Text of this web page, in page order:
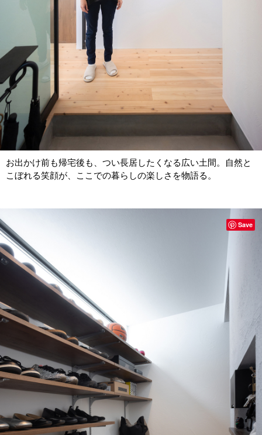
お出かけ前も帰宅後も、つい長居したくなる広い土間。自然と
こぼれる笑顔が、ここでの暮らしの楽しさを物語る。
Save